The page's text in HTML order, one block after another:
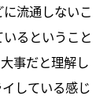
流通しないこ
るということ
事だと理解し
している感じ